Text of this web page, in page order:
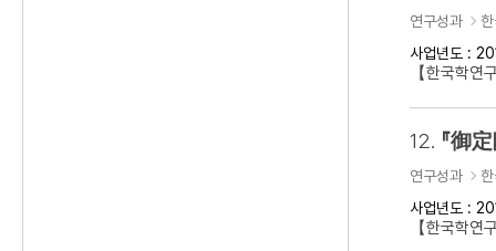
연구성과
사업년도 :
【한국학
12. 『御
연구성과
사업년도 :
【한국학